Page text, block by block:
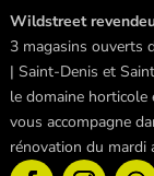
Wildstreet
3 magasins ouverts
| Saint-Denis et
le domaine
vous accompagne
rénovation du mardi